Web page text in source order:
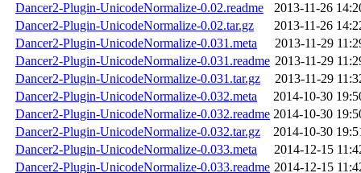
Dancer2-Plugin-UnicodeNormalize-0.02.readme
2013-11-26
Dancer2-Plugin-UnicodeNormalize-0.02.tar.gz
2013-11-26
Dancer2-Plugin-UnicodeNormalize-0.031.meta
2013-11-29
Dancer2-Plugin-UnicodeNormalize-0.031.readme 2013-11-29
Dancer2-Plugin-UnicodeNormalize-0.031.tar.gz
2013-11-29
Dancer2-Plugin-UnicodeNormalize-0.032.meta
2014-10-30
Dancer2-Plugin-UnicodeNormalize-0.032.readme 2014-10-30
Dancer2-Plugin-UnicodeNormalize-0.032.tar.gz
2014-10-30
Dancer2-Plugin-UnicodeNormalize-0.033.meta
2014-12-15
Dancer2-Plugin-UnicodeNormalize-0.033.readme 2014-12-15